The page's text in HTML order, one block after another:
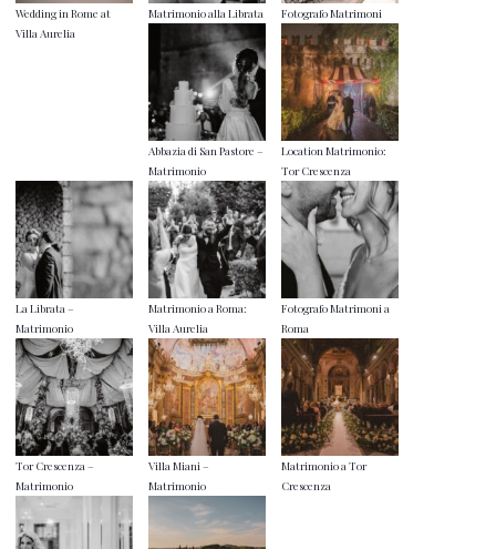
Wedding in Rome at
Villa Aurelia
Matrimonio alla Librata Fotografo Matrimoni
Abbazia di San Pastore –
Matrimonio
Location Matrimonio:
Tor Crescenza
La Librata –
Matrimonio
Matrimonio a Roma:
Villa Aurelia
Fotografo Matrimoni a
Roma
Tor Crescenza –
Matrimonio
Villa Miani –
Matrimonio
Matrimonio a Tor
Crescenza